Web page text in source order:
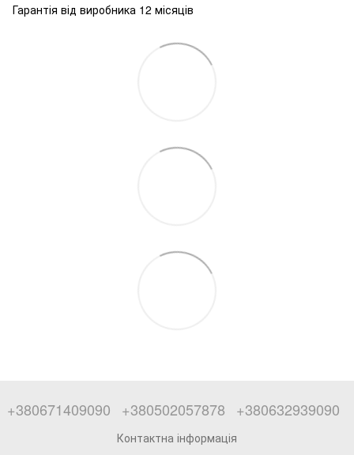
Гарантія від виробника 12 місяців
+380671409090 +380502057878 +380632939090
Контактна інформація